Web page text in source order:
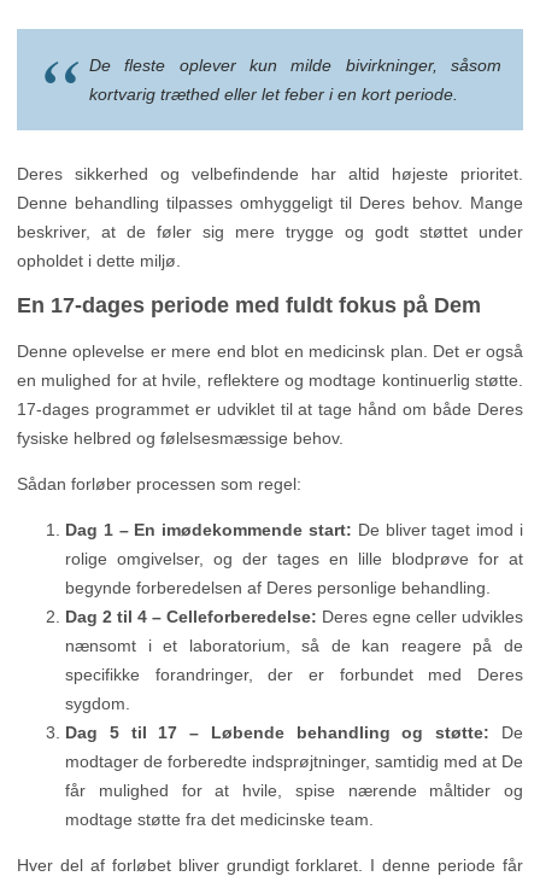
De fleste oplever kun milde bivirkninger, såsom
kortvarig træthed eller let feber i en kort periode.
Deres sikkerhed og velbefindende har altid højeste prioritet.
Denne behandling tilpasses omhyggeligt til Deres behov. Mange
beskriver, at de føler sig mere trygge og godt støttet under
opholdet i dette miljø.
En 17-dages periode med fuldt fokus på Dem
Denne oplevelse er mere end blot en medicinsk plan. Det er også
en mulighed for at hvile, reflektere og modtage kontinuerlig støtte.
17-dages programmet er udviklet til at tage hånd om både Deres
fysiske helbred og følelsesmæssige behov.
Sådan forløber processen som regel:
Dag 1 – En imødekommende start: De bliver taget imod i
rolige omgivelser, og der tages en lille blodprøve for at
begynde forberedelsen af Deres personlige behandling.
Dag 2 til 4 – Celleforberedelse: Deres egne celler udvikles
nænsomt i et laboratorium, så de kan reagere på de
specifikke forandringer, der er forbundet med Deres
sygdom.
Dag 5 til 17 – Løbende behandling og støtte: De
modtager de forberedte indsprøjtninger, samtidig med at De
får mulighed for at hvile, spise nærende måltider og
modtage støtte fra det medicinske team.
Hver del af forløbet bliver grundigt forklaret. I denne periode får